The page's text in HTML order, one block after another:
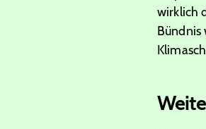
wirklich
Bündnis